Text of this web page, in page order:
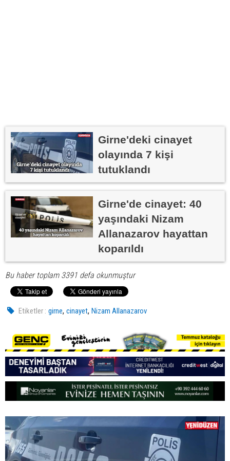
Girne'deki cinayet
olayında 7 kişi
tutuklandı
Girne'de cinayet: 40
yaşındaki Nizam
Allanazarov hayattan
koparıldı
Bu haber toplam 3391 defa okunmuştur
Etiketler : girne,cinayet,Nizam Allanazarov